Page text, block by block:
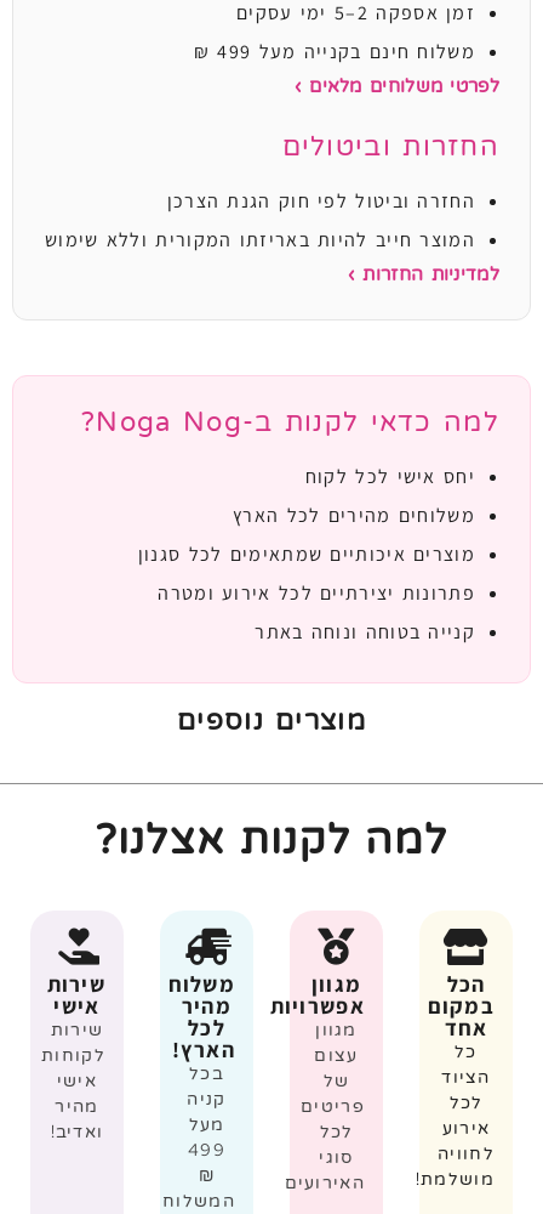
זמן אספקה 2–5 ימי עסקים
משלוח חינם בקנייה מעל 499 ₪
לפרטי משלוחים מלאים ›
החזרות וביטולים
החזרה וביטול לפי חוק הגנת הצרכן
המוצר חייב להיות באריזתו המקורית וללא שימוש
למדיניות החזרות ›
למה כדאי לקנות ב-Noga Nog?
יחס אישי לכל לקוח
משלוחים מהירים לכל הארץ
מוצרים איכותיים שמתאימים לכל סגנון
פתרונות יצירתיים לכל אירוע ומטרה
קנייה בטוחה ונוחה באתר
מוצרים נוספים
למה לקנות אצלנו?
הכל
במקום
אחד
כל
הציוד
לכל
אירוע
לחוויה
מושלמת!
מגוון
אפשרויות
מגוון
עצום
של
פריטים
לכל
סוגי
האירועים
משלוח
מהיר
לכל
הארץ!
בכל
קניה
מעל
499
₪
המשלוח
שירות
אישי
שירות
לקוחות
אישי
מהיר
ואדיב!